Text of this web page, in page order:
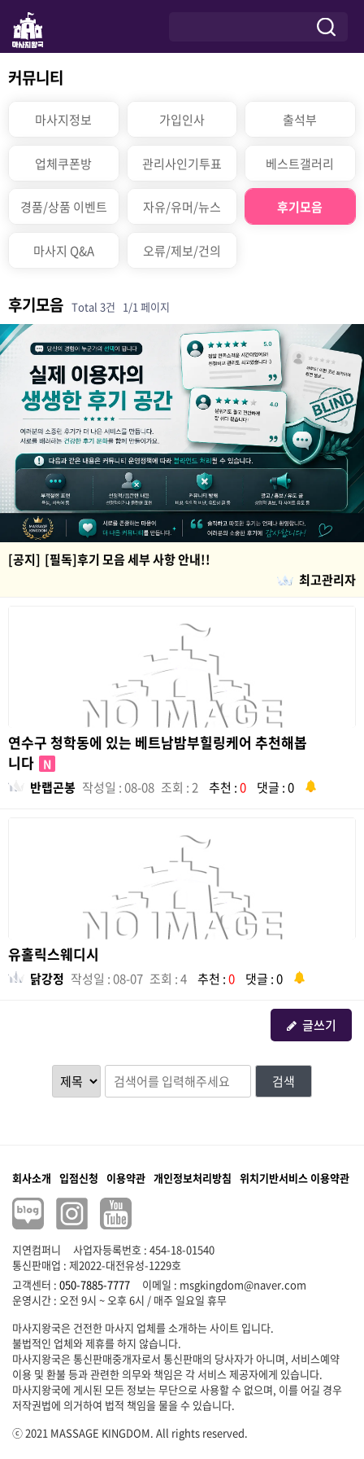
커뮤니티
마사지정보 가입인사 출석부
업체쿠폰방 관리사인기투표 베스트갤러리
경품/상품 이벤트 자유/유머/뉴스 후기모음
마사지 Q&A 오류/제보/건의
후기모음 Total 3건 1/1 페이지
[공지] [필독]후기 모음 세부 사항 안내!!
최고관리자
연수구 청학동에 있는 베트남밤부힐링케어 추천해봅
니다 N
반랩곤봉 작성일 : 08-08 조회 : 2 추천 :0 댓글 : 0
유홀릭스웨디시
닭강정 작성일 : 08-07 조회 : 4 추천 :0 댓글 : 0
글쓰기
검색
회사소개 입점신청 이용약관 개인정보처리방침 위치기반서비스 이용약관
지연컴퍼니
사업자등록번호 : 454-18-01540
통신판매업 : 제2022-대전유성-1229호
고객센터 : 050-7885-7777 이메일 : msgkingdom@naver.com
마사지왕국은 건전한 마사지 업체를 소개하는 사이트 입니다.
불법적인 업체와 제휴를 하지 않습니다.
마사지왕국은 통신판매중개자로서 통신판매의 당사자가 아니며, 서비스예약
이용 및 환불 등과 관련한 의무와 책임은 각 서비스 제공자에게 있습니다.
마사지왕국에 게시된 모든 정보는 무단으로 사용할 수 없으며, 이를 어길 경우
저작권법에 의거하여 법적 책임을 물을 수 있습니다.
ⓒ 2021 MASSAGE KINGDOM. All rights reserved.